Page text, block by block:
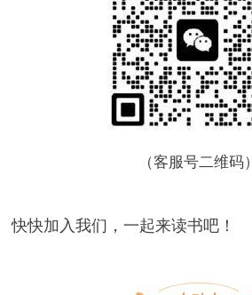
（客服号二维码）
快快加入我们，一起来读书吧！